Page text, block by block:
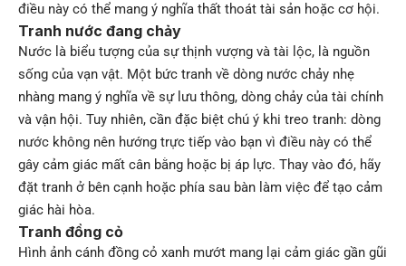
điều này có thể mang ý nghĩa thất thoát tài sản hoặc cơ hội.
Tranh nước đang chảy
Nước là biểu tượng của sự thịnh vượng và tài lộc, là nguồn
sống của vạn vật. Một bức tranh về dòng nước chảy nhẹ
nhàng mang ý nghĩa về sự lưu thông, dòng chảy của tài chính
và vận hội. Tuy nhiên, cần đặc biệt chú ý khi treo tranh: dòng
nước không nên hướng trực tiếp vào bạn vì điều này có thể
gây cảm giác mất cân bằng hoặc bị áp lực. Thay vào đó, hãy
đặt tranh ở bên cạnh hoặc phía sau bàn làm việc để tạo cảm
giác hài hòa.
Tranh đồng cỏ
Hình ảnh cánh đồng cỏ xanh mướt mang lại cảm giác gần gũi